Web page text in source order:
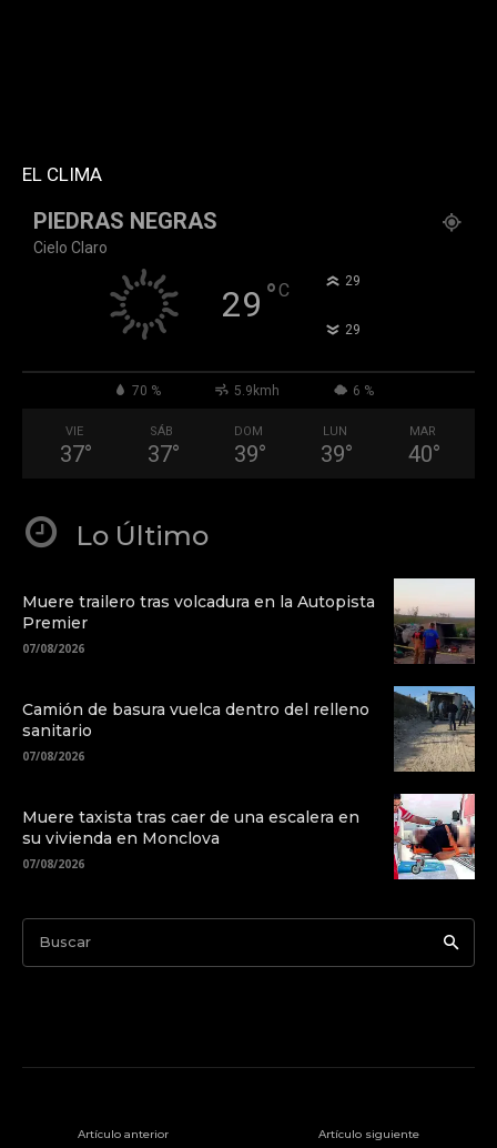
EL CLIMA
PIEDRAS NEGRAS
Cielo Claro
29 °C 29
29
70 % 5.9kmh 6 %
VIE
37°
SÁB
37°
DOM
39°
LUN
39°
MAR
40°
Lo Último
Muere trailero tras volcadura en la Autopista
Premier
07/08/2026
Camión de basura vuelca dentro del relleno
sanitario
07/08/2026
Muere taxista tras caer de una escalera en
su vivienda en Monclova
07/08/2026
Buscar
Artículo anterior Artículo siguiente